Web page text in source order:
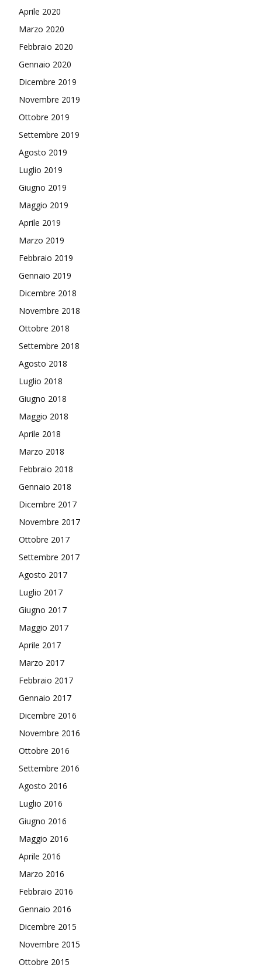
Aprile 2020
Marzo 2020
Febbraio 2020
Gennaio 2020
Dicembre 2019
Novembre 2019
Ottobre 2019
Settembre 2019
Agosto 2019
Luglio 2019
Giugno 2019
Maggio 2019
Aprile 2019
Marzo 2019
Febbraio 2019
Gennaio 2019
Dicembre 2018
Novembre 2018
Ottobre 2018
Settembre 2018
Agosto 2018
Luglio 2018
Giugno 2018
Maggio 2018
Aprile 2018
Marzo 2018
Febbraio 2018
Gennaio 2018
Dicembre 2017
Novembre 2017
Ottobre 2017
Settembre 2017
Agosto 2017
Luglio 2017
Giugno 2017
Maggio 2017
Aprile 2017
Marzo 2017
Febbraio 2017
Gennaio 2017
Dicembre 2016
Novembre 2016
Ottobre 2016
Settembre 2016
Agosto 2016
Luglio 2016
Giugno 2016
Maggio 2016
Aprile 2016
Marzo 2016
Febbraio 2016
Gennaio 2016
Dicembre 2015
Novembre 2015
Ottobre 2015